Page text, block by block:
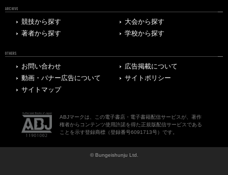
ARCHIVE
競技から探す
大会から探す
著者から探す
学校から探す
OTHERS
お問い合わせ
広告掲載について
動画・バナー広告について
サイトポリシー
サイトマップ
ABJマークは、この電子書店・電子書籍配信サービスが、著作
権者からコンテンツ使用許諾を得た正規版配信サービスである
ことを示す登録商標（登録番号6091713号）です。
© Bungeishunju Ltd.